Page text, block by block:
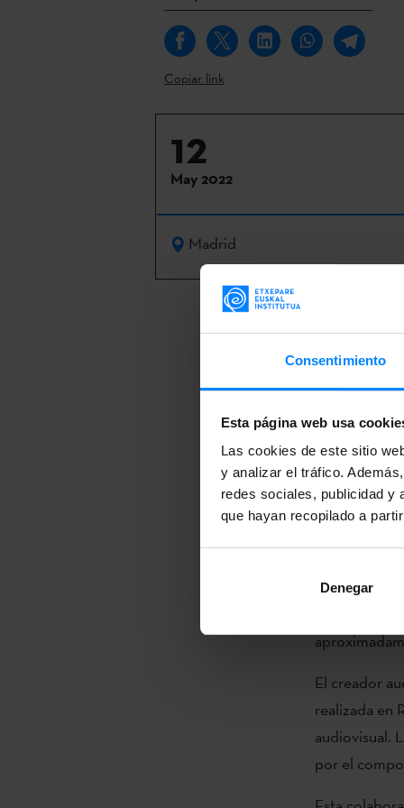
Consentimiento
Esta página web usa
Las cookies de este sitio
y analizar el tráfico.
redes sociales, publicidad y
que hayan recopilado a
Denegar
Copiar link
12
May 2022
Madrid
Etxepare
compañía de
trabajo que
El equipo de
baile de
Han
traslación a
El
El creador
realizada en
audiovisual.
por el